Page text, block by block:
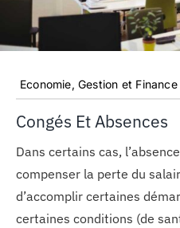
Economie, Gestion et Finance
Congés Et Absences
Dans certains cas,
compenser la perte du
d’accomplir certaines
certaines conditions (de